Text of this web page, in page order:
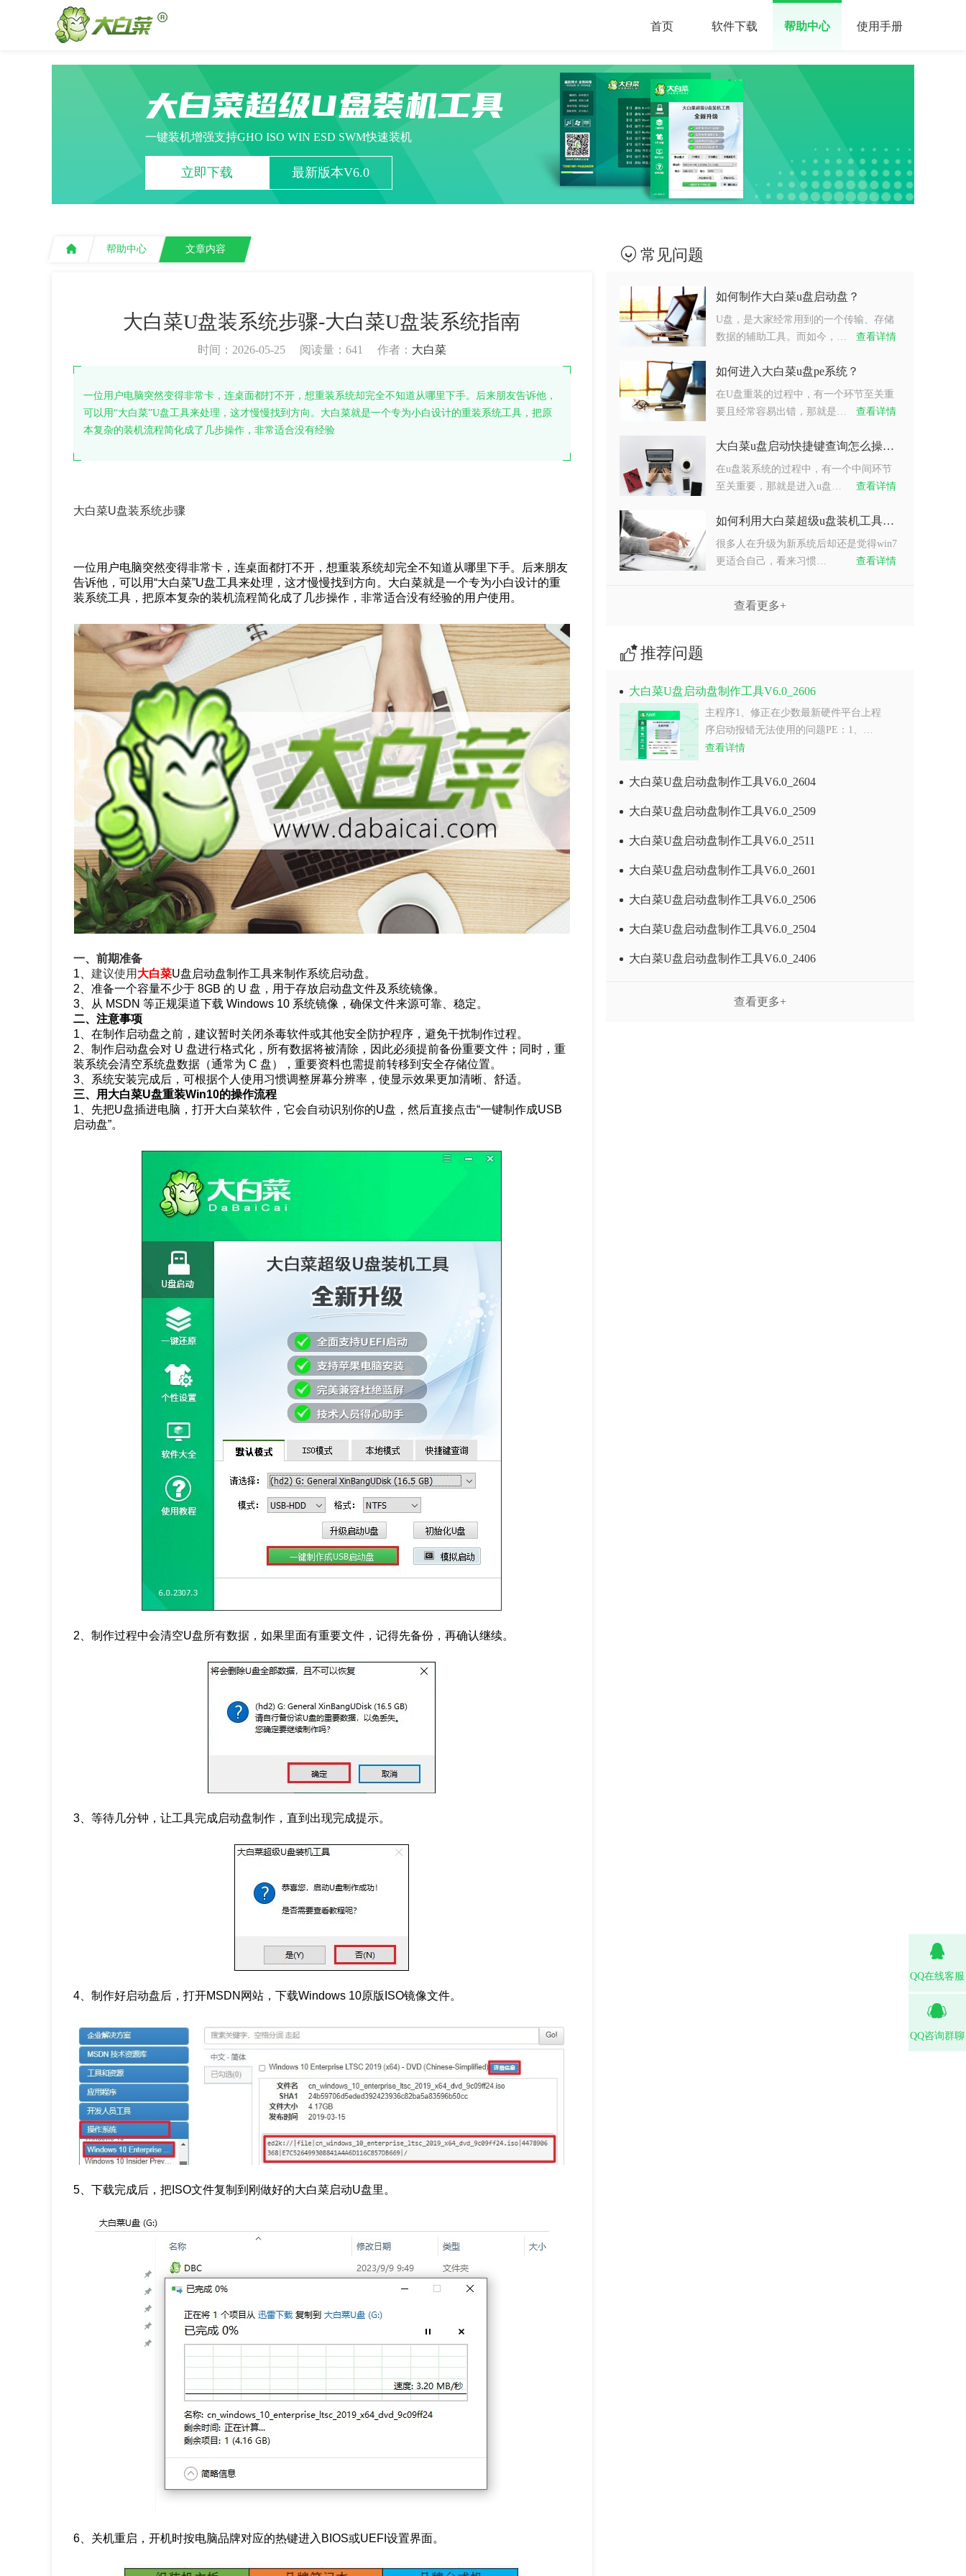
首页 软件下载 帮助中心 使用手册
大白菜超级U盘装机工具
一键装机增强支持GHO ISO WIN ESD SWM快速装机
立即下载 最新版本V6.0
帮助中心 文章内容
大白菜U盘装系统步骤-大白菜U盘装系统指南
时间：2026-05-25 阅读量： 641 作者： 大白菜
一位用户电脑突然变得非常卡，连桌面都打不开，想重装系统却完全不知道从哪里下手。后来朋友告诉他，
可以用“大白菜”U盘工具来处理，这才慢慢找到方向。大白菜就是一个专为小白设计的重装系统工具，把原
本复杂的装机流程简化成了几步操作，非常适合没有经验
大白菜U盘装系统步骤
一位用户电脑突然变得非常卡，连桌面都打不开，想重装系统却完全不知道从哪里下手。后来朋友
告诉他，可以用“大白菜”U盘工具来处理，这才慢慢找到方向。大白菜就是一个专为小白设计的重
装系统工具，把原本复杂的装机流程简化成了几步操作，非常适合没有经验的用户使用。
一、前期准备
1、建议使用 大白菜U盘启动盘制作工具来制作系统启动盘。
2、准备一个容量不少于 8GB 的 U 盘，用于存放启动盘文件及系统镜像。
3、从 MSDN 等正规渠道下载 Windows 10 系统镜像，确保文件来源可靠、稳定。
二、注意事项
1、在制作启动盘之前，建议暂时关闭杀毒软件或其他安全防护程序，避免干扰制作过程。
2、制作启动盘会对 U 盘进行格式化，所有数据将被清除，因此必须提前备份重要文件；同时，重
装系统会清空系统盘数据（通常为 C 盘），重要资料也需提前转移到安全存储位置。
3、系统安装完成后，可根据个人使用习惯调整屏幕分辨率，使显示效果更加清晰、舒适。
三、用大白菜U盘重装Win10的操作流程
1、先把U盘插进电脑，打开大白菜软件，它会自动识别你的U盘，然后直接点击“一键制作成USB
启动盘”。
2、制作过程中会清空U盘所有数据，如果里面有重要文件，记得先备份，再确认继续。
3、等待几分钟，让工具完成启动盘制作，直到出现完成提示。
4、制作好启动盘后，打开MSDN网站，下载Windows 10原版ISO镜像文件。
5、下载完成后，把ISO文件复制到刚做好的大白菜启动U盘里。
6、关机重启，开机时按电脑品牌对应的热键进入BIOS或UEFI设置界面。
常见问题
如何制作大白菜u盘启动盘？
U盘，是大家经常用到的一个传输、存储
数据的辅助工具。而如今，…
查看详情
如何进入大白菜u盘pe系统？
在U盘重装的过程中，有一个环节至关重
要且经常容易出错，那就是…
查看详情
大白菜u盘启动快捷键查询怎么操作？
在u盘装系统的过程中，有一个中间环节
至关重要，那就是进入u盘…
查看详情
如何利用大白菜超级u盘装机工具重装系统win7？
很多人在升级为新系统后却还是觉得win7
更适合自己，看来习惯…
查看详情
查看更多+
推荐问题
大白菜U盘启动盘制作工具V6.0_2606
主程序1、修正在少数最新硬件平台上程
序启动报错无法使用的问题PE：1、…
查看详情
大白菜U盘启动盘制作工具V6.0_2604
大白菜U盘启动盘制作工具V6.0_2509
大白菜U盘启动盘制作工具V6.0_2511
大白菜U盘启动盘制作工具V6.0_2601
大白菜U盘启动盘制作工具V6.0_2506
大白菜U盘启动盘制作工具V6.0_2504
大白菜U盘启动盘制作工具V6.0_2406
查看更多+
QQ在线客服
QQ咨询群聊